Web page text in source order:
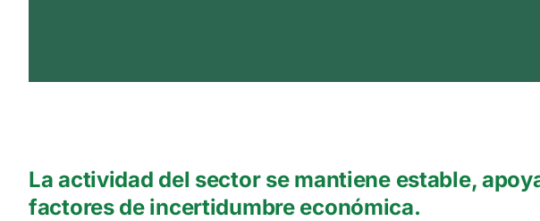
La actividad del sector se mantiene estable,
factores de incertidumbre económica.